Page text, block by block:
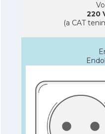
220
(a CAT